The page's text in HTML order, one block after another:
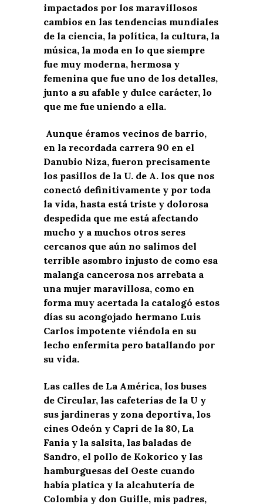
impactados por los maravillosos
cambios en las tendencias mundiales
de la ciencia, la política, la cultura, la
música, la moda en lo que siempre
fue muy moderna, hermosa y
femenina que fue uno de los detalles,
junto a su afable y dulce carácter, lo
que me fue uniendo a ella.
Aunque éramos vecinos de barrio,
en la recordada carrera 90 en el
Danubio Niza, fueron precisamente
los pasillos de la U. de A. los que nos
conectó definitivamente y por toda
la vida, hasta está triste y dolorosa
despedida que me está afectando
mucho y a muchos otros seres
cercanos que aún no salimos del
terrible asombro injusto de como esa
malanga cancerosa nos arrebata a
una mujer maravillosa, como en
forma muy acertada la catalogó estos
días su acongojado hermano Luis
Carlos impotente viéndola en su
lecho enfermita pero batallando por
su vida.
Las calles de La América, los buses
de Circular, las cafeterías de la U y
sus jardineras y zona deportiva, los
cines Odeón y Capri de la 80, La
Fania y la salsita, las baladas de
Sandro, el pollo de Kokorico y las
hamburguesas del Oeste cuando
había platica y la alcahutería de
Colombia y don Guille, mis padres,